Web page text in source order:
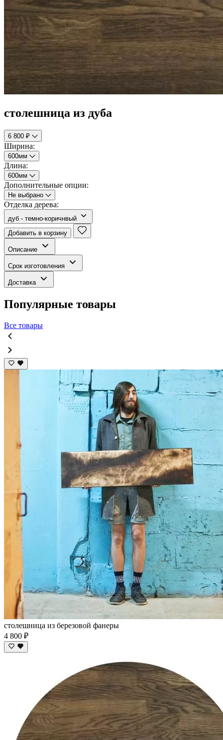
столешница из дуба
6 800 ₽
Ширина:
600мм
Длина:
600мм
Дополнительные опции:
Не выбрано
Отделка дерева:
дуб - темно-коричнвый
Добавить в корзину
Описание
Срок изготовления
Доставка
Популярные товары
Все товары
столешница из березовой фанеры
4 800 ₽